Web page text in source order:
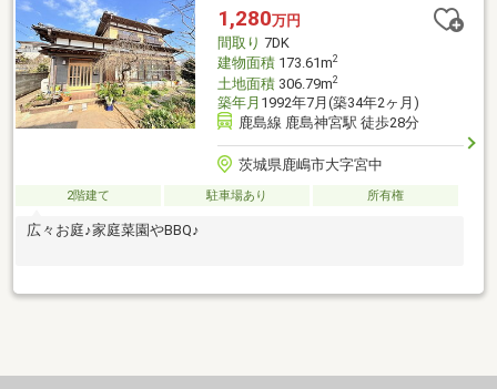
1,280万円
間取り 7DK
建物面積173.61m2
土地面積306.79m2
築年月 1992年7月(築34年2ヶ月)
鹿島線 鹿島神宮駅 徒歩28分
茨城県鹿嶋市大字宮中
2階建て 駐車場あり 所有権
広々お庭♪家庭菜園やBBQ♪